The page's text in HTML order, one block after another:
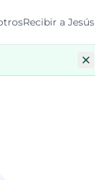
Recibir a Jesús